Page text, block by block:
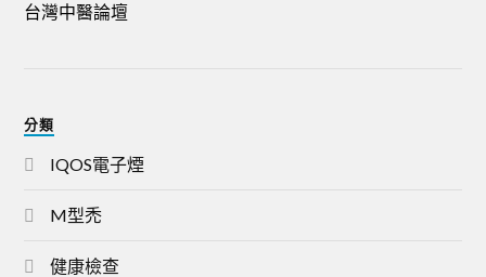
台灣中醫論壇
分類
IQOS電子煙
M型禿
健康檢查